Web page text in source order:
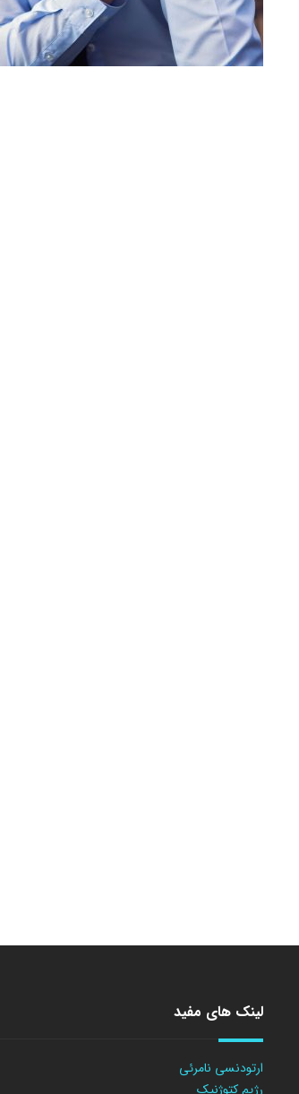
لینک های مفید
ارتودنسی نامرئی
رژیم کتوژنیک